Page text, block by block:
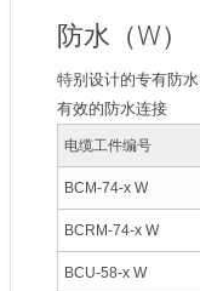
防水（W）
特别设计的专有防
有效的防水连接
电缆工件编号
BCM-74-x W
BCRM-74-x W
BCU-58-x W